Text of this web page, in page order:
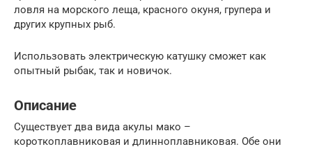
ловля на морского леща, красного окуня, групера и
других крупных рыб.
Использовать электрическую катушку сможет как
опытный рыбак, так и новичок.
Описание
Существует два вида акулы мако –
короткоплавниковая и длинноплавниковая. Обе они